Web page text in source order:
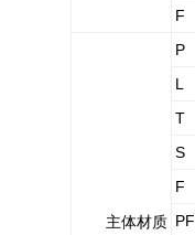
F
主体材质
P
L
T
S
F
PF